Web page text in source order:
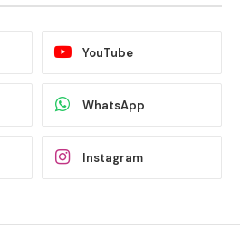
YouTube
WhatsApp
Instagram